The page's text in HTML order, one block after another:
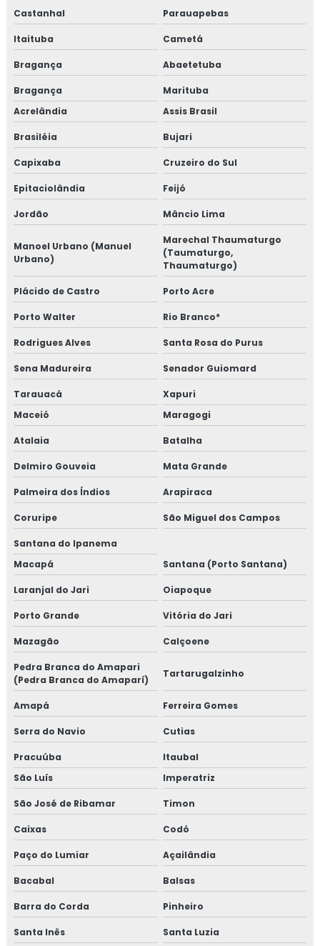
Castanhal Parauapebas
Itaituba Cametá
Bragança Abaetetuba
Bragança
Marituba
Acrelândia
Assis Brasil
Brasiléia Bujari
Capixaba Cruzeiro do Sul
Epitaciolândia Feijó
Jordão Mâncio Lima
Manoel Urbano (Manuel
Urbano)
Marechal Thaumaturgo
(Taumaturgo,
Thaumaturgo)
Plácido de Castro Porto Acre
Porto Walter Rio Branco*
Rodrigues Alves Santa Rosa do Purus
Sena Madureira Senador Guiomard
Tarauacá
Xapuri
Maceió
Maragogi
Atalaia Batalha
Delmiro Gouveia Mata Grande
Palmeira dos Índios Arapiraca
Coruripe São Miguel dos Campos
Santana do Ipanema
Macapá
Santana (Porto Santana)
Laranjal do Jari Oiapoque
Porto Grande Vitória do Jari
Mazagão Calçoene
Pedra Branca do Amapari
(Pedra Branca do Amaparí)
Tartarugalzinho
Amapá Ferreira Gomes
Serra do Navio Cutias
Pracuúba
Itaubal
São Luís
Imperatriz
São José de Ribamar Timon
Caixas Codó
Paço do Lumiar Açailândia
Bacabal Balsas
Barra do Corda Pinheiro
Santa Inês Santa Luzia